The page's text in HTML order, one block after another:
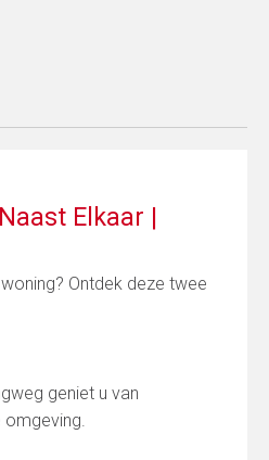
Elkaar |
Ontdek deze twee
geniet u van